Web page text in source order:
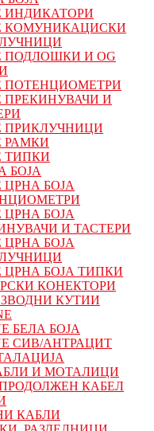
ИНДИКАТОРИ
КОМУНИКАЦИСКИ
ПОДЛОШКИ И OG
ПОТЕНЦИОМЕТРИ
ПРEКИНУВАЧИ И
ПРИКЛУЧНИЦИ
РАМКИ
ТИПКИ
БОЈА
ЦРНА БОЈА
ЦРНА БОЈА
И ТАСТЕРИ
ЦРНА БОЈА
ЦРНА БОЈА ТИПКИ
КОНЕКТОРИ
КУТИИ
БЕЛА БОЈА
СИВ/АНТРАЦИТ
И МОТАЛИЦИ
КАБЕЛ
КАБЛИ